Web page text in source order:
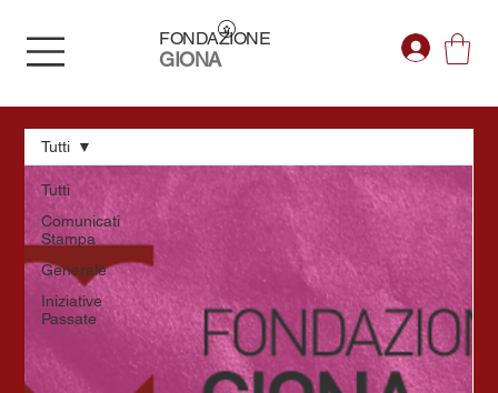
FONDAZIONE
GIONA
Tutti
Comunicati
Stampa
Generale
Iniziative
Passate
Tutti